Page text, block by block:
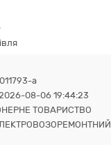
a
08-06 19:44:23
ТОВАРИСТВО